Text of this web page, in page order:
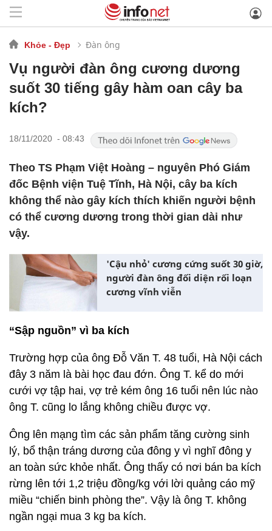
Khỏe - Đẹp Đàn ông
Vụ người đàn ông cương dương
suốt 30 tiếng gây hàm oan cây ba
kích?
18/11/2020 - 08:43
Theo TS Phạm Việt Hoàng – nguyên Phó Giám
đốc Bệnh viện Tuệ Tĩnh, Hà Nội, cây ba kích
không thể nào gây kích thích khiến người bệnh
có thể cương dương trong thời gian dài như
vậy.
'Cậu nhỏ' cương cứng suốt 30 giờ,
người đàn ông đối diện rối loạn
cương vĩnh viễn
“Sập nguồn” vì ba kích
Trường hợp của ông Đỗ Văn T. 48 tuổi, Hà Nội cách
đây 3 năm là bài học đau đớn. Ông T. kể do mới
cưới vợ tập hai, vợ trẻ kém ông 16 tuổi nên lúc nào
ông T. cũng lo lắng không chiều được vợ.
Ông lên mạng tìm các sản phẩm tăng cường sinh
lý, bổ thận tráng dương của đông y vì nghĩ đông y
an toàn sức khỏe nhất. Ông thấy có nơi bán ba kích
rừng lên tới 1,2 triệu đồng/kg với lời quảng cáo mỹ
miều “chiến binh phòng the”. Vậy là ông T. không
ngần ngại mua 3 kg ba kích.